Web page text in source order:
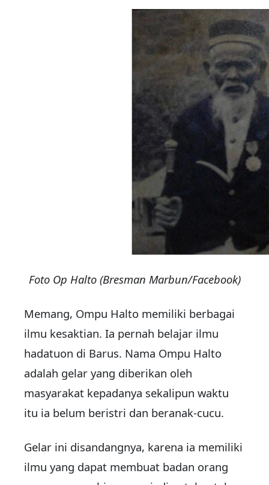
Foto Op Halto (Bresman Marbun/Facebook)
Memang, Ompu Halto memiliki berbagai
ilmu kesaktian. Ia pernah belajar ilmu
hadatuon di Barus. Nama Ompu Halto
adalah gelar yang diberikan oleh
masyarakat kepadanya sekalipun waktu
itu ia belum beristri dan beranak-cucu.
Gelar ini disandangnya, karena ia memiliki
ilmu yang dapat membuat badan orang